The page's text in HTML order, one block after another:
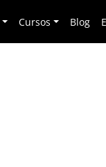
Cursos Blog